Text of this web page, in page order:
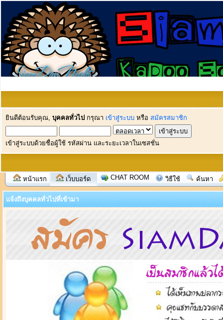
ยินดีต้อนรับคุณ, บุคคลทั่วไป กรุณา เข้าสู่ระบบ หรือ สมัครสมาชิก
เข้าสู่ระบบด้วยชื่อผู้ใช้ รหัสผ่าน และระยะเวลาในเซสชั่น
หน้าแรก เว็บบอร์ด CHAT ROOM วิธีใช้ ค้นหา
แจ้งถึงบุคคลทั่วไปที่เข้ามา